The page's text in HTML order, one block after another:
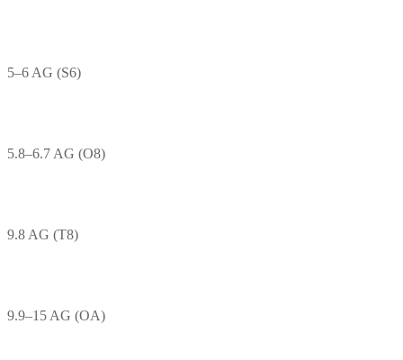
5–6 AG (S6)
5.8–6.7 AG (O8)
9.8 AG (T8)
9.9–15 AG (OA)